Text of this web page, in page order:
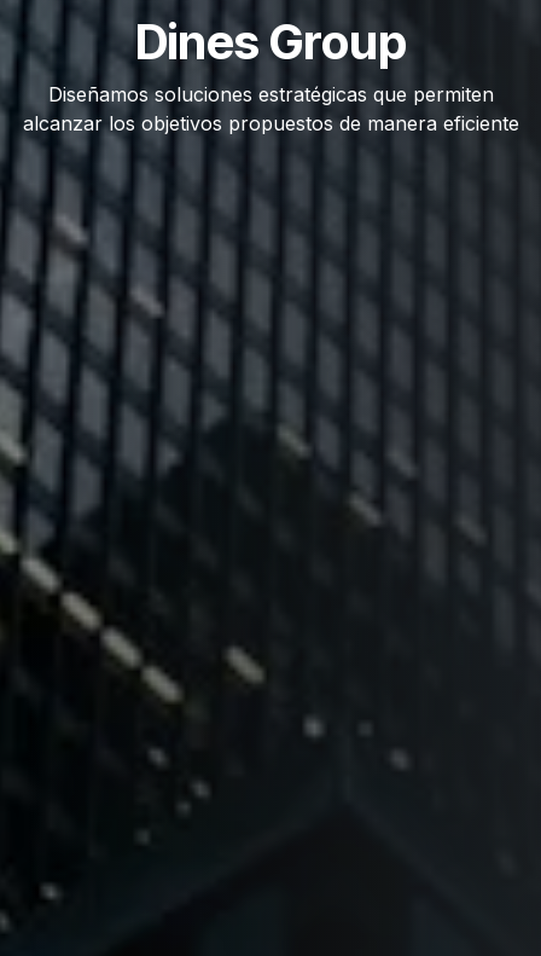
Dines Group
Diseñamos soluciones estratégicas que permiten
alcanzar los objetivos propuestos de manera eficiente